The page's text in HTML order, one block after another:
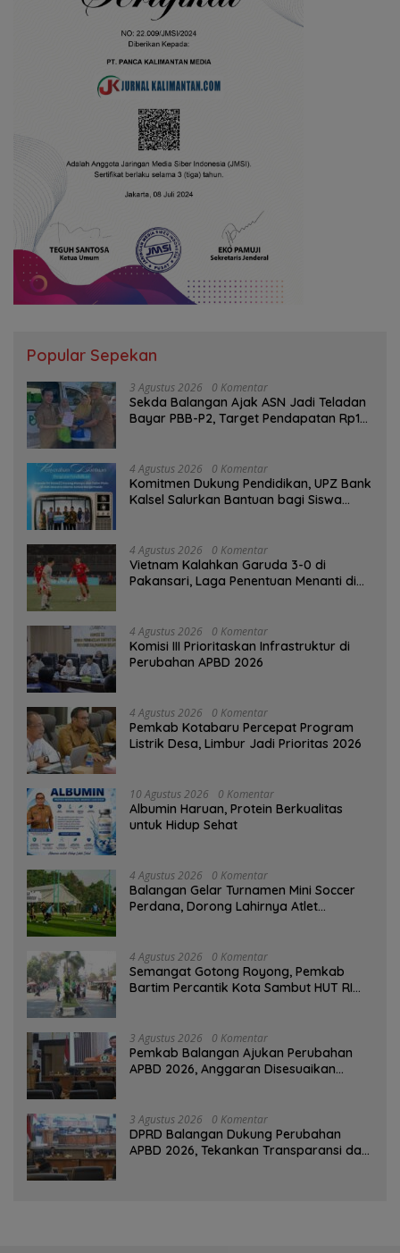
Popular Sepekan
3 Agustus 2026 0 Komentar
Sekda Balangan Ajak ASN Jadi Teladan
Bayar PBB-P2, Target Pendapatan Rp1
4 Agustus 2026 0 Komentar
Komitmen Dukung Pendidikan, UPZ Bank
Kalsel Salurkan Bantuan bagi Siswa
4 Agustus 2026 0 Komentar
Vietnam Kalahkan Garuda 3-0 di
Pakansari, Laga Penentuan Menanti di
4 Agustus 2026 0 Komentar
‎Komisi III Prioritaskan Infrastruktur di
Perubahan APBD 2026
4 Agustus 2026 0 Komentar
Pemkab Kotabaru Percepat Program
Listrik Desa, Limbur Jadi Prioritas 2026
10 Agustus 2026 0 Komentar
Albumin Haruan, Protein Berkualitas
untuk Hidup Sehat
4 Agustus 2026 0 Komentar
Balangan Gelar Turnamen Mini Soccer
Perdana, Dorong Lahirnya Atlet
4 Agustus 2026 0 Komentar
Semangat Gotong Royong, Pemkab
Bartim Percantik Kota Sambut HUT RI
3 Agustus 2026 0 Komentar
Pemkab Balangan Ajukan Perubahan
APBD 2026, Anggaran Disesuaikan
3 Agustus 2026 0 Komentar
DPRD Balangan Dukung Perubahan
APBD 2026, Tekankan Transparansi dan